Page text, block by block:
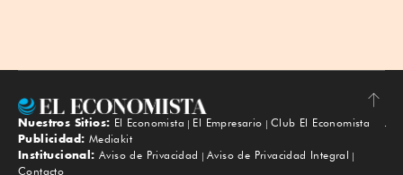
Subir
Nuestros Sitios: El Economista El Empresario
Club El Economista
Publicidad: Mediakit
Institucional: Aviso de Privacidad
Aviso de Privacidad Integral
Contacto